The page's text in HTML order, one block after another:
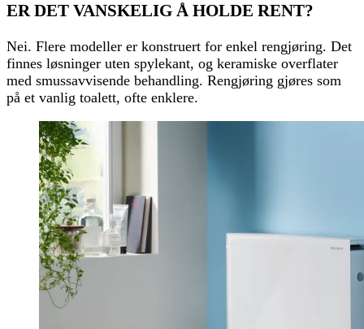
ER DET VANSKELIG Å HOLDE RENT?
Nei. Flere modeller er konstruert for enkel rengjøring. Det
finnes løsninger uten spylekant, og keramiske overflater
med smussavvisende behandling. Rengjøring gjøres som
på et vanlig toalett, ofte enklere.